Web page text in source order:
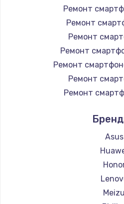
Замена
1100
Замена шим-
Настройка
1030
Ремонт
Ремонт
Ремонт
Ремонт
Ремонт
Ремонт
Ремонт
Ремонт
Ремонт
Ремонт
Ремонт
Ремонт
Ремонт
Asus
Meizu